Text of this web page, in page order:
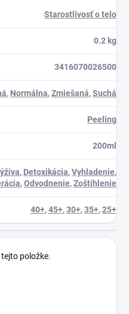
Starostlivosť o telo
0.2 kg
3416070026500
, Normálna,Zmiešaná,Suchá
Peeling
200ml
, Detoxikácia,Vyhladenie,
,Odvodnenie,Zoštíhlenie
40+,45+,30+,35+,25+
položke.